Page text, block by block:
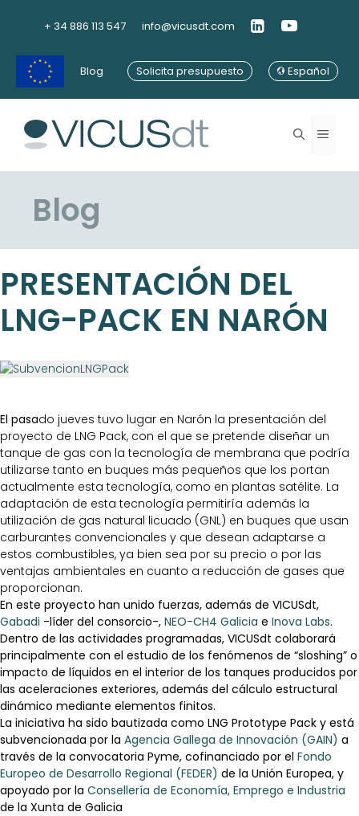
+ 34 886 113 547 info@vicusdt.com
Blog Solicita presupuesto Español
Menú
Blog
PRESENTACIÓN DEL
LNG-PACK EN NARÓN
El pasado jueves tuvo lugar en Narón la presentación del
proyecto de LNG Pack, con el que se pretende diseñar un
tanque de gas con la tecnología de membrana que podría
utilizarse tanto en buques más pequeños que los portan
actualmente esta tecnología, como en plantas satélite. La
adaptación de esta tecnología permitiría además la
utilización de gas natural licuado (GNL) en buques que usan
carburantes convencionales y que desean adaptarse a
estos combustibles, ya bien sea por su precio o por las
ventajas ambientales en cuanto a reducción de gases que
proporcionan.
En este proyecto han unido fuerzas, además de VICUSdt,
Gabadi -líder del consorcio-, NEO-CH4 Galicia e Inova Labs.
Dentro de las actividades programadas, VICUSdt colaborará
principalmente con el estudio de los fenómenos de “sloshing” o
impacto de líquidos en el interior de los tanques producidos por
las aceleraciones exteriores, además del cálculo estructural
dinámico mediante elementos finitos.
La iniciativa ha sido bautizada como LNG Prototype Pack y está
subvencionada por la Agencia Gallega de Innovación (GAIN) a
través de la convocatoria Pyme, cofinanciado por el Fondo
Europeo de Desarrollo Regional (FEDER) de la Unión Europea, y
apoyado por la Consellería de Economía, Emprego e Industria
de la Xunta de Galicia